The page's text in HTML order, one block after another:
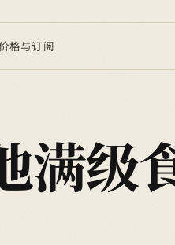
格与订阅
满级